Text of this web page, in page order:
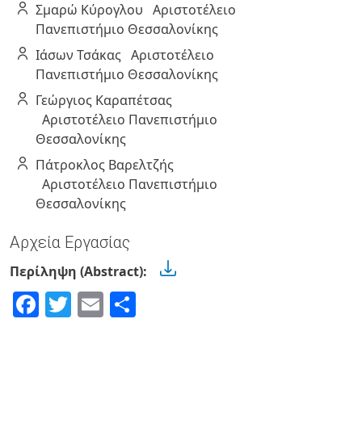
Σμαρώ Κύρογλου Αριστοτέλειο
Πανεπιστήμιο Θεσσαλονίκης
Ιάσων Τσάκας Αριστοτέλειο
Πανεπιστήμιο Θεσσαλονίκης
Γεώργιος Καραπέτσας
Αριστοτέλειο Πανεπιστήμιο
Θεσσαλονίκης
Πάτροκλος Βαρελτζής
Αριστοτέλειο Πανεπιστήμιο
Θεσσαλονίκης
Αρχεία Εργασίας
Περίληψη (Abstract):
Facebook
Twitter
Email